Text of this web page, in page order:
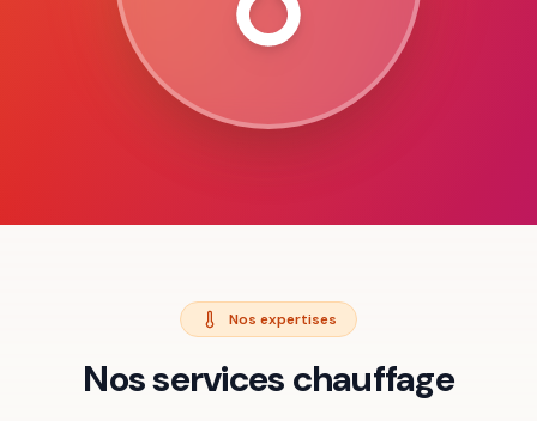
Nos expertises
Nos services chauffage